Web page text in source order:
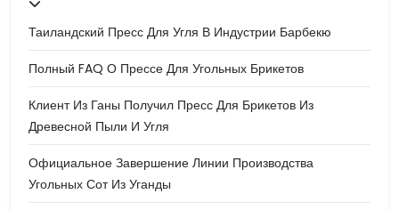
Таиландский Пресс Для Угля В Индустрии Барбекю
Полный FAQ О Прессе Для Угольных Брикетов
Клиент Из Ганы Получил Пресс Для Брикетов Из
Древесной Пыли И Угля
Официальное Завершение Линии Производства
Угольных Сот Из Уганды